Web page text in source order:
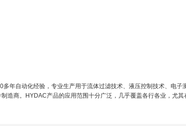
多年自动化经验，专业生产用于流体过滤技术、液压控制技术、电
造商。
HYDAC产品的应用范围十分广泛，几乎覆盖各行各业，尤